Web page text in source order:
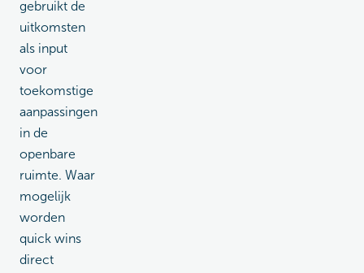
gebruikt de
uitkomsten
als input
voor
toekomstige
aanpassingen
in de
openbare
ruimte. Waar
mogelijk
worden
quick wins
direct